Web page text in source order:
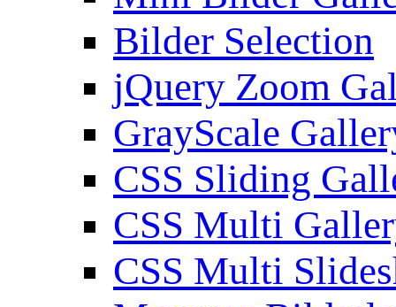
Bilder Selection
jQuery Zoom
GrayScale
CSS Sliding
CSS Multi
CSS Multi